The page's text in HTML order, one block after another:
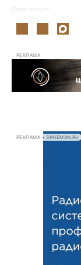
Поделиться:
РЕКЛАМА
РЕКЛАМА • SKNEMAN.RU